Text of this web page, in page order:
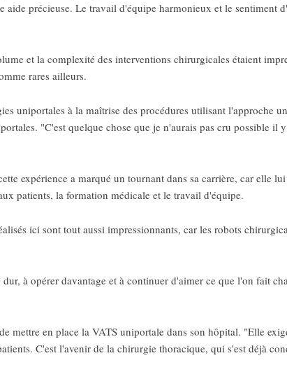
aide précieuse. Le travail d'équipe harmonieux et le sentiment
et la complexité des interventions chirurgicales étaient
rares ailleurs.
uniportales à la maîtrise des procédures utilisant l'approche
"C'est quelque chose que je n'aurais pas cru possible il
expérience a marqué un tournant dans sa carrière, car elle
patients, la formation médicale et le travail d'équipe.
ici sont tout aussi impressionnants, car les robots
à opérer davantage et à continuer d'aimer ce que l'on fait
mettre en place la VATS uniportale dans son hôpital. "Elle
C'est l'avenir de la chirurgie thoracique, qui s'est déjà